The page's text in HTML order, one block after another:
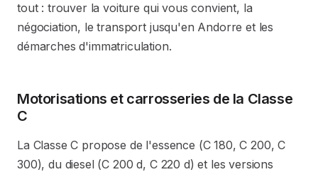
tout : trouver la voiture qui vous convient, la
négociation, le transport jusqu'en Andorre et les
démarches d'immatriculation.
Motorisations et carrosseries de la Classe
C
La Classe C propose de l'essence (C 180, C 200, C
300), du diesel (C 200 d, C 220 d) et les versions